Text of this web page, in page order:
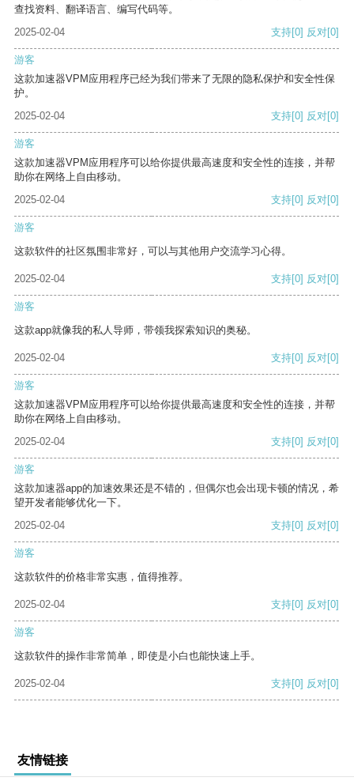
查找资料、翻译语言、编写代码等。
2025-02-04
支持[0] 反对[0]
游客
这款加速器VPM应用程序已经为我们带来了无限的隐私保护和安全性保
护。
2025-02-04
支持[0] 反对[0]
游客
这款加速器VPM应用程序可以给你提供最高速度和安全性的连接，并帮
助你在网络上自由移动。
2025-02-04
支持[0] 反对[0]
游客
这款软件的社区氛围非常好，可以与其他用户交流学习心得。
2025-02-04 支持[0] 反对[0]
游客
这款app就像我的私人导师，带领我探索知识的奥秘。
2025-02-04 支持[0] 反对[0]
游客
这款加速器VPM应用程序可以给你提供最高速度和安全性的连接，并帮
助你在网络上自由移动。
2025-02-04
支持[0] 反对[0]
游客
这款加速器app的加速效果还是不错的，但偶尔也会出现卡顿的情况，希
望开发者能够优化一下。
2025-02-04
支持[0] 反对[0]
游客
这款软件的价格非常实惠，值得推荐。
2025-02-04 支持[0] 反对[0]
游客
这款软件的操作非常简单，即使是小白也能快速上手。
2025-02-04 支持[0] 反对[0]
友情链接